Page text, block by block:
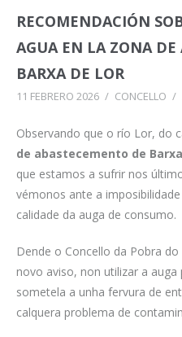
RECOMENDACIÓN
AGUA EN LA ZONA
BARXA DE LOR
11 FEBRERO 2026 / CONCELLO /
Observando que o río Lor, do
de abastecemento de
que estamos a sufrir nos
vémonos ante a
calidade da auga de consumo.
Dende o Concello da Pobra
novo aviso, non utilizar a
sometela a unha fervura de
calquera problema de